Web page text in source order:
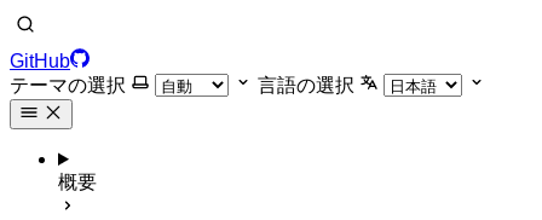
GitHub
テーマの選択
言語の選択
概要